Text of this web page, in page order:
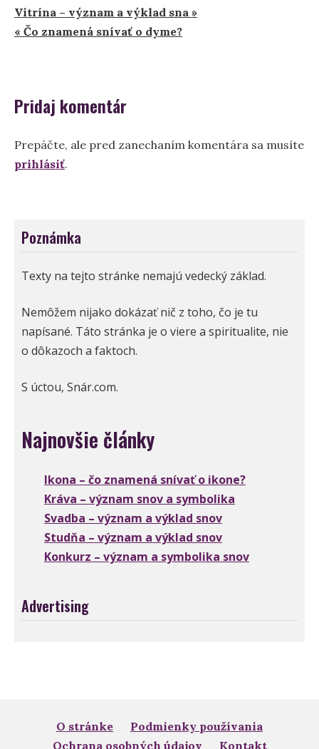
Navigácia
v
Vitrína – význam a výklad sna »
« Čo znamená snívať o dyme?
Pridaj komentár
Prepáčte, ale pred zanechaním komentára sa musíte
prihlásiť.
Poznámka
Texty na tejto stránke nemajú vedecký základ.
Nemôžem nijako dokázať nič z toho, čo je tu
napísané. Táto stránka je o viere a spiritualite, nie
o dôkazoch a faktoch.
S úctou, Snár.com.
Najnovšie články
Ikona – čo znamená snívať o ikone?
Kráva – význam snov a symbolika
Svadba – význam a výklad snov
Studňa – význam a výklad snov
Konkurz – význam a symbolika snov
Advertising
O stránke
Podmienky používania
Ochrana osobných údajov
Kontakt